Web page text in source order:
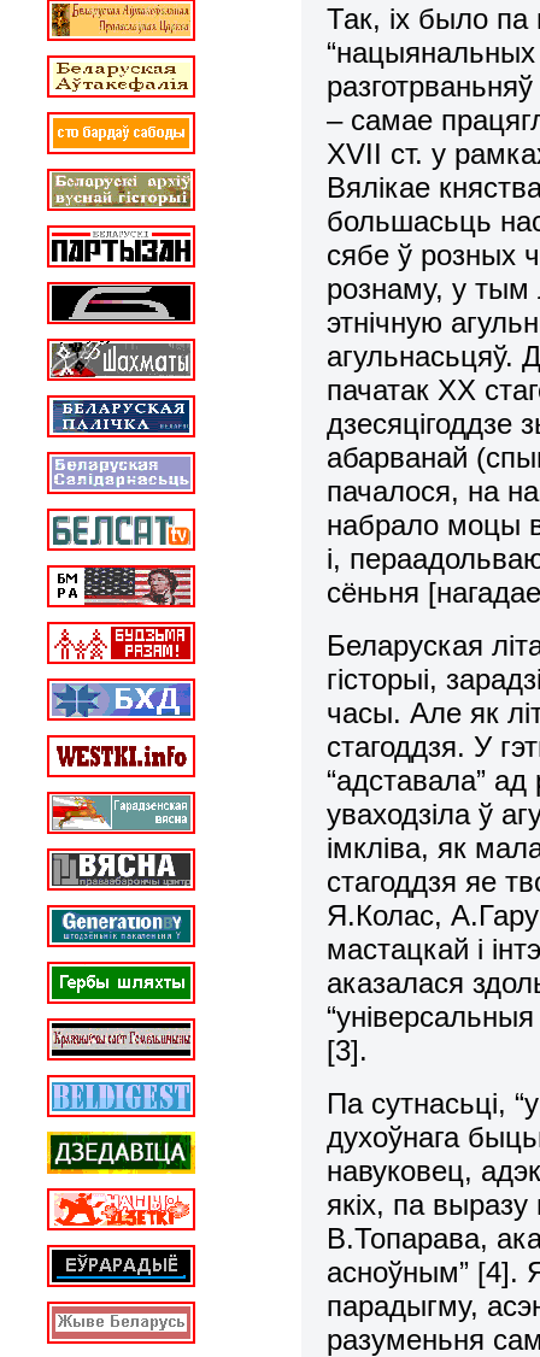
Так, іх было
“нацыянальных
– самае
XVII ст. у
Вялікае
большасьць
сябе ў розных
рознаму, у тым
этнічную
агульнасьцяў.
пачатак ХХ
дзесяцігоддзе
абарванай
пачалося, на
набрало моцы
і,
сёньня
Беларуская
гісторыі,
часы. Але як
стагоддзя. У
“адставала” ад
уваходзіла ў
імкліва, як
стагоддзя яе
Я.Колас,
мастацкай і
аказалася
[3].
Па сутнасьці,
духоўнага
навуковец,
якіх, па выразу
В.Топарава,
асноўным” [4].
парадыгму,
разуменьня